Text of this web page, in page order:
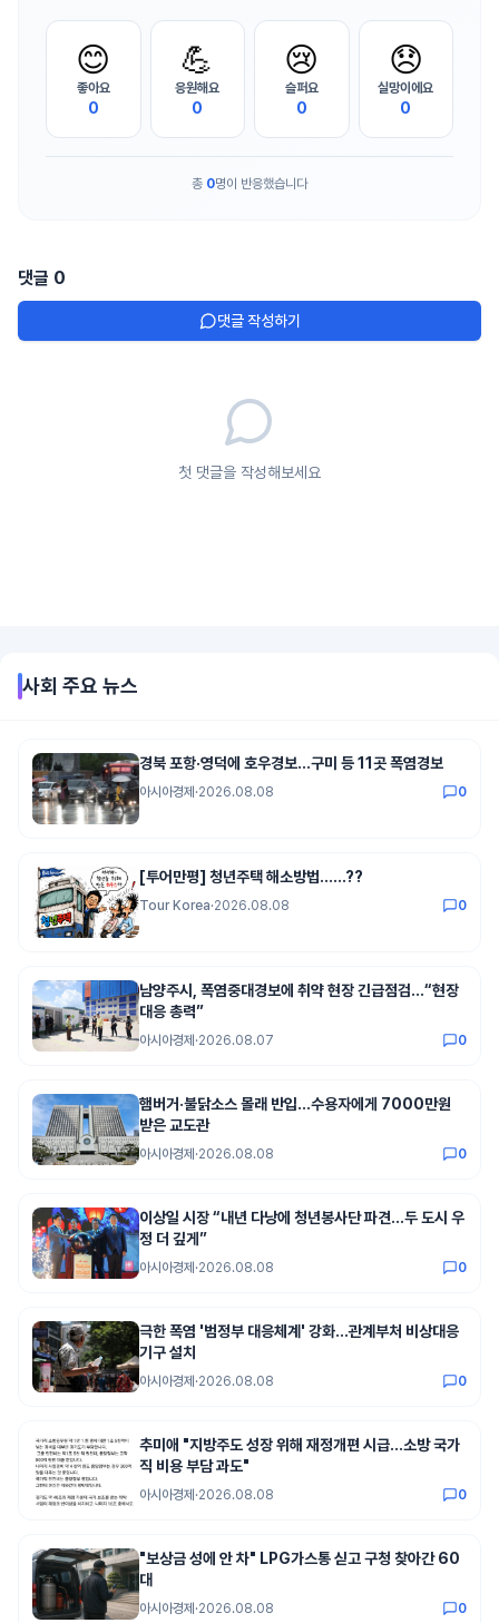
😊
좋아요
0
💪
응원해요
0
😢
슬퍼요
0
😞
실망이에요
0
총 0명이 반응했습니다
댓글 0
댓글 작성하기
첫 댓글을 작성해보세요
사회 주요 뉴스
경북 포항·영덕에 호우경보…구미 등 11곳 폭염경보
아시아경제·2026.08.08 0
[투어만평] 청년주택 해소방법......??
Tour Korea·2026.08.08 0
남양주시, 폭염중대경보에 취약 현장 긴급점검…“현장
대응 총력”
아시아경제·2026.08.07 0
햄버거·불닭소스 몰래 반입…수용자에게 7000만원
받은 교도관
아시아경제·2026.08.08 0
이상일 시장 “내년 다낭에 청년봉사단 파견…두 도시 우
정 더 깊게”
아시아경제·2026.08.08 0
극한 폭염 '범정부 대응체계' 강화…관계부처 비상대응
기구 설치
아시아경제·2026.08.08 0
추미애 "지방주도 성장 위해 재정개편 시급…소방 국가
직 비용 부담 과도"
아시아경제·2026.08.08 0
"보상금 성에 안 차" LPG가스통 싣고 구청 찾아간 60
대
아시아경제·2026.08.08 0